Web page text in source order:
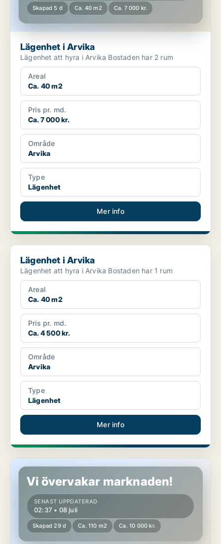
Skapad 5 d Ca. 40 m2 Ca. 7 000 kr.
Lägenhet i Arvika
Lägenhet att hyra i Arvika Bostaden har 2 rum
Areal
Ca. 40 m2
Pris pr. md.
Ca. 7 000 kr.
Område
Arvika
Type
Lägenhet
Mer info
Lägenhet i Arvika
Lägenhet i Arvika
Lägenhet att hyra i Arvika Bostaden har 1 rum
Areal
Ca. 40 m2
Pris pr. md.
Ca. 4 500 kr.
Område
Arvika
Type
Lägenhet
Mer info
Lägenhet i Arvika
Vi övervakar marknaden!
SENAST UPPDATERAD
02:37 • 08 juli
Skapad 29 d Ca. 110 m2 Ca. 10 000 kr.